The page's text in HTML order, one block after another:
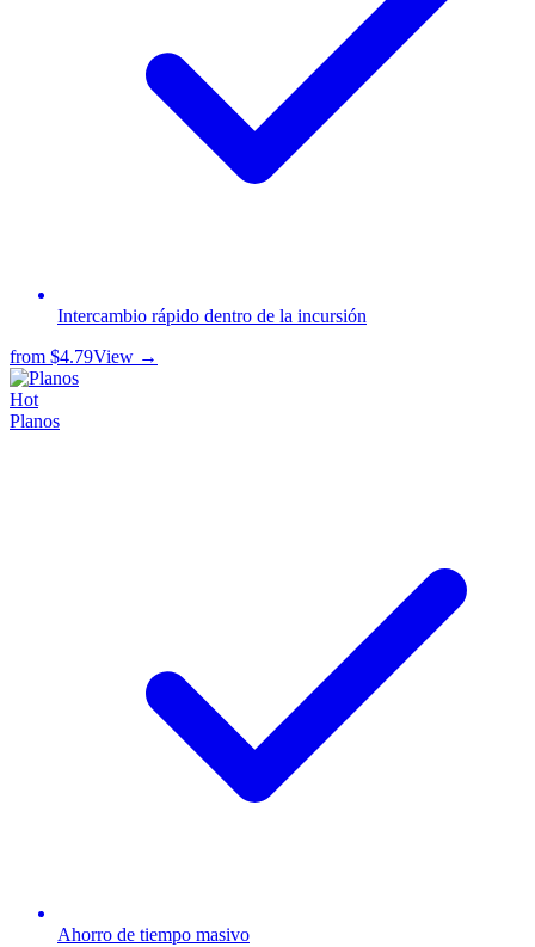
Intercambio rápido dentro de la incursión
from $4.79View →
Hot
Planos
Ahorro de tiempo masivo